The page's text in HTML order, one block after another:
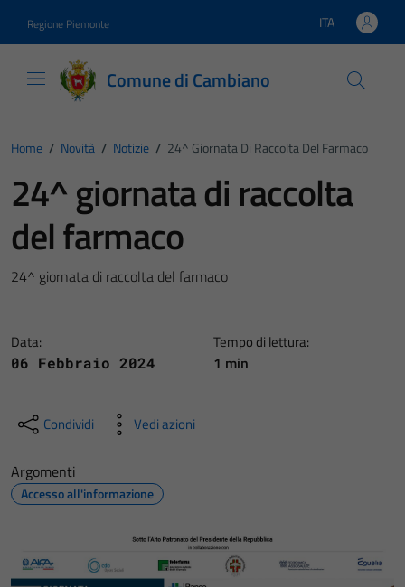
Regione Piemonte Lingua attiva:
ITA
Comune di Cambiano
Home / Novità / Notizie / 24^ Giornata Di Raccolta Del Farmaco
24^ giornata di raccolta
del farmaco
24^ giornata di raccolta del farmaco
Data:
06 Febbraio 2024
Tempo di lettura:
1 min
Condividi Vedi azioni
Argomenti
Accesso all'informazione